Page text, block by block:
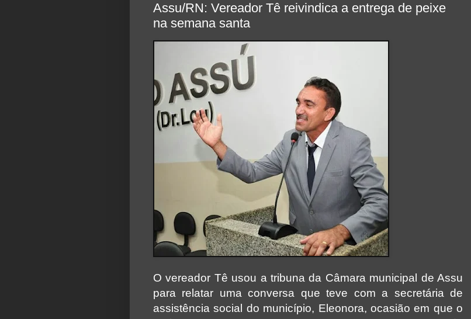
Assu/RN: Vereador Tê reivindica a entrega de peixe
na semana santa
O vereador Tê usou a tribuna da Câmara municipal de Assu
para relatar uma conversa que teve com a secretária de
assistência social do município, Eleonora, ocasião em que o